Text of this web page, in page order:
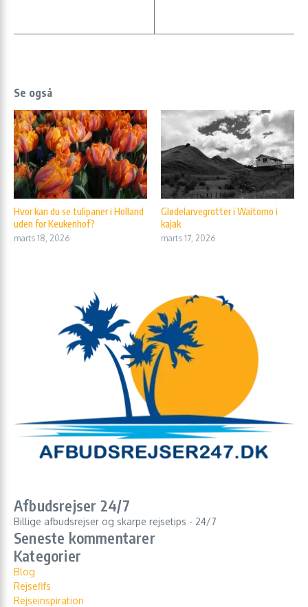
Se også
Hvor kan du se tulipaner i Holland
uden for Keukenhof?
marts 18, 2026
Glødelarvegrotter i Waitomo i
kajak
marts 17, 2026
Afbudsrejser 24/7
Billige afbudsrejser og skarpe rejsetips - 24/7
Seneste kommentarer
Kategorier
Blog
Rejsefifs
Rejseinspiration